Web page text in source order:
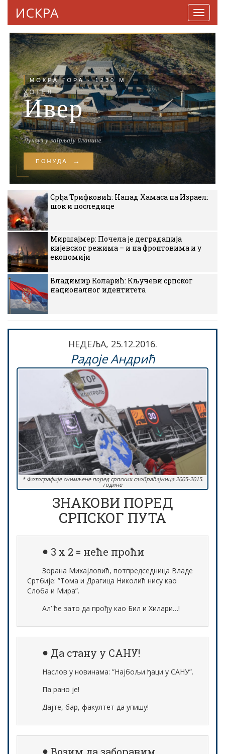
ИСКРА
Срђа Трифковић: Напад Хамаса на Израел:
шок и последице
Миршајмер: Почела је деградација
кијевског режима – и на фронтовима и у
економији
Владимир Коларић: Кључеви српског
националног идентитета
НЕДЕЉА, 25.12.2016.
Радоје Андрић
* Фотографије снимљене поред српских саобраћајница 2005-2015.
године
ЗНАКОВИ ПОРЕД
СРПСКОГ ПУТА
3 х 2 = неће проћи
Зорана Михајловић, потпредседница Владе
Сртбије: ”Тома и Драгица Николић нису као
Слоба и Мира”.
Ал’ ће зато да прођу као Бил и Хилари…!
Да стану у САНУ!
Наслов у новинама: ”Најбољи ђаци у САНУ”.
Па рано је!
Дајте, бар, факултет да упишу!